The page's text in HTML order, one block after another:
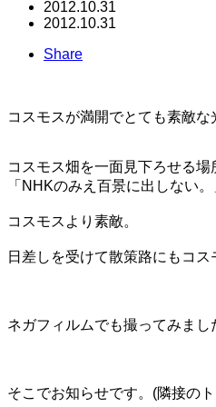
2012.10.31
2012.10.31
Share
コスモスが満開でとても素敵な
コスモス畑を一面見下ろせる
「NHKのみえ百景に出しない
コスモスより素敵。
日差しを受けて散策路にもコス
ネガフィルムでも撮ってみまし
そこでお知らせです。(隣接の